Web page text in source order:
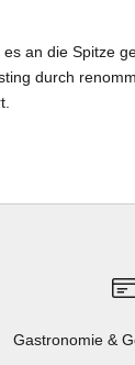
an die Spitze
durch
Gastronomie &